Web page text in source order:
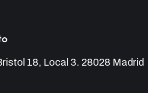
18, Local 3. 28028 Madrid